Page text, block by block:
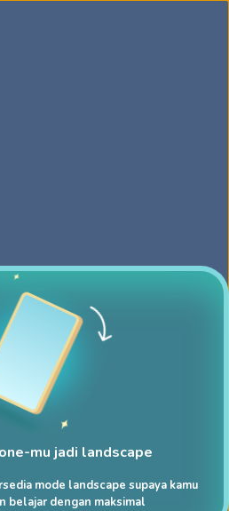
mu jadi landscape
mode landscape supaya kamu
belajar dengan maksimal